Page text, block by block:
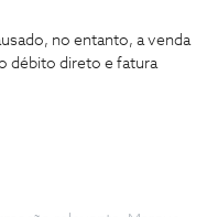
no entanto, a venda
débito direto e fatura